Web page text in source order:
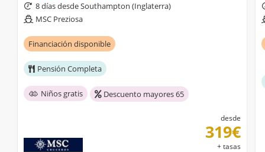
8 días desde Southampton (Inglaterra)
MSC Preziosa
Financiación disponible
Pensión Completa
Niños gratis Descuento mayores 65
desde
319€
+ tasas